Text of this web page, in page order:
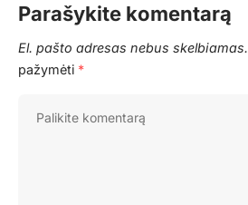
Parašykite komentarą
El. pašto adresas nebus skelbiamas.
pažymėti *